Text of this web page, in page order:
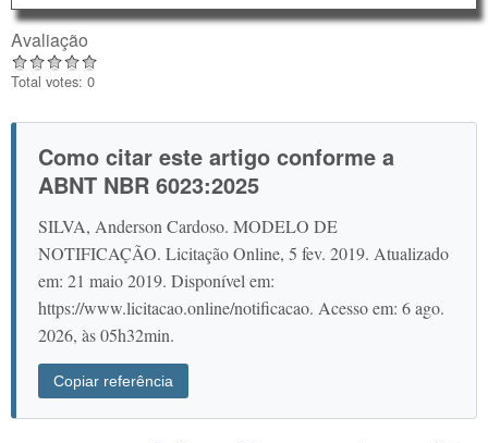
Avaliação
Total votes: 0
Como citar este artigo conforme a
ABNT NBR 6023:2025
SILVA, Anderson Cardoso. MODELO DE
NOTIFICAÇÃO. Licitação Online, 5 fev. 2019. Atualizado
em: 21 maio 2019. Disponível em:
https://www.licitacao.online/notificacao. Acesso em: 6 ago.
2026, às 05h32min.
Copiar referência